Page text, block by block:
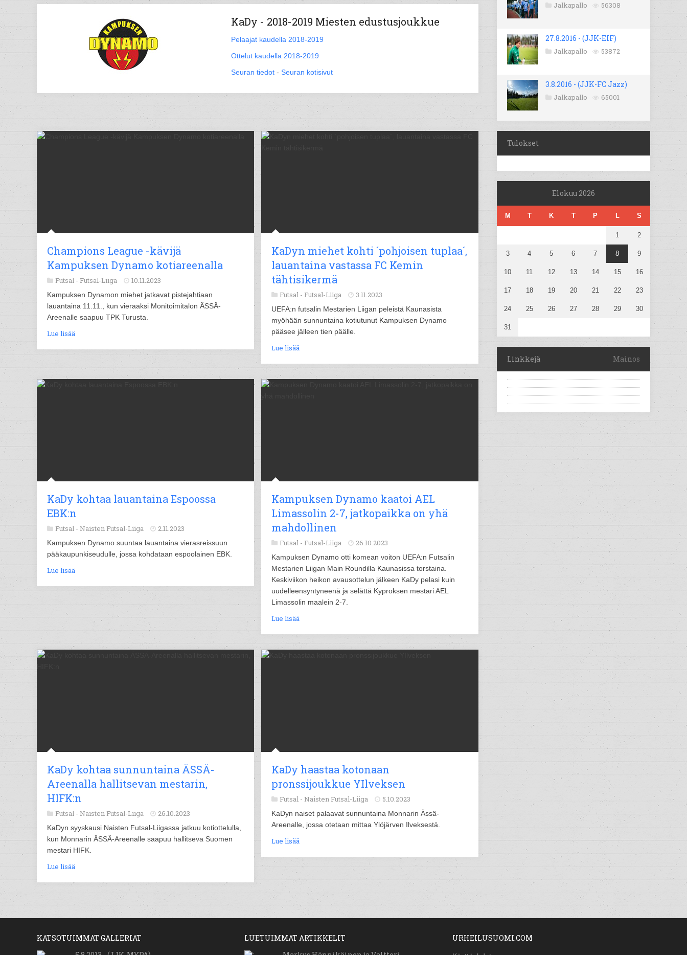
KaDy - 2018-2019 Miesten edustusjoukkue
Pelaajat kaudella 2018-2019
Ottelut kaudella 2018-2019
Seuran tiedot - Seuran kotisivut
Champions League -kävijä
Kampuksen Dynamo kotiareenalla
Futsal - Futsal-Liiga 10.11.2023
Kampuksen Dynamon miehet jatkavat pistejahtiaan
lauantaina 11.11., kun vieraaksi Monitoimitalon ÄSSÄ-
Areenalle saapuu TPK Turusta.
Lue lisää
KaDyn miehet kohti ´pohjoisen tuplaa´,
lauantaina vastassa FC Kemin
tähtisikermä
Futsal - Futsal-Liiga 3.11.2023
UEFA:n futsalin Mestarien Liigan peleistä Kaunasista
myöhään sunnuntaina kotiutunut Kampuksen Dynamo
pääsee jälleen tien päälle.
Lue lisää
KaDy kohtaa lauantaina Espoossa
EBK:n
Futsal - Naisten Futsal-Liiga 2.11.2023
Kampuksen Dynamo suuntaa lauantaina vierasreissuun
pääkaupunkiseudulle, jossa kohdataan espoolainen EBK.
Lue lisää
Kampuksen Dynamo kaatoi AEL
Limassolin 2-7, jatkopaikka on yhä
mahdollinen
Futsal - Futsal-Liiga 26.10.2023
Kampuksen Dynamo otti komean voiton UEFA:n Futsalin
Mestarien Liigan Main Roundilla Kaunasissa torstaina.
Keskiviikon heikon avausottelun jälkeen KaDy pelasi kuin
uudelleensyntyneenä ja selättä Kyproksen mestari AEL
Limassolin maalein 2-7.
Lue lisää
KaDy kohtaa sunnuntaina ÄSSÄ-
Areenalla hallitsevan mestarin,
HIFK:n
Futsal - Naisten Futsal-Liiga 26.10.2023
KaDyn syyskausi Naisten Futsal-Liigassa jatkuu kotiottelulla,
kun Monnarin ÄSSÄ-Areenalle saapuu hallitseva Suomen
mestari HIFK.
Lue lisää
KaDy haastaa kotonaan
pronssijoukkue YIlveksen
Futsal - Naisten Futsal-Liiga 5.10.2023
KaDyn naiset palaavat sunnuntaina Monnarin Ässä-
Areenalle, jossa otetaan mittaa Ylöjärven Ilveksestä.
Lue lisää
Jalkapallo 56308
27.8.2016 - (JJK-EIF)
Jalkapallo 53872
3.8.2016 - (JJK-FC Jazz)
Jalkapallo 65001
Tulokset
Elokuu 2026
M T K T P L S
1 2
3 4 5 6 7 8 9
10 11 12 13 14 15 16
17 18 19 20 21 22 23
24 25 26 27 28 29 30
31
Linkkejä Mainos
KATSOTUIMMAT GALLERIAT
LUETUIMMAT ARTIKKELIT
URHEILUSUOMI.COM